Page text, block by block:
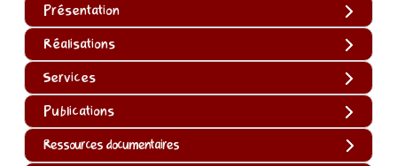
Présentation
Réalisations
Services
Publications
Ressources documentaires